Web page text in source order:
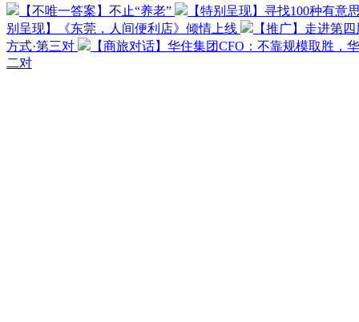
【不唯一答案】不止“养老”
【特别呈现】寻找100种有意
别呈现】《东莞，人间便利店》倾情上线
【推广】走进第
方式·第三对
【商旅对话】华住集团CFO：不靠规模取胜，
二对